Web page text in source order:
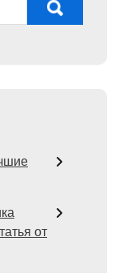
от